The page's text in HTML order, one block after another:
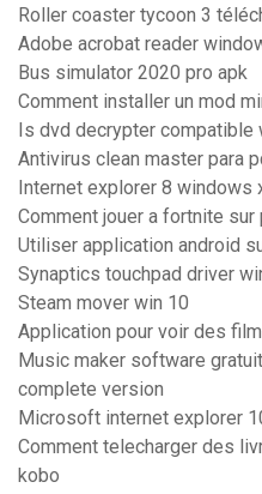
Roller coaster tycoon 3
Adobe acrobat reader
Bus simulator 2020 pro apk
Comment installer un mod
Is dvd decrypter
Antivirus clean master para
Internet explorer 8 windows
Comment jouer a fortnite
Utiliser application android
Synaptics touchpad driver
Steam mover win 10
Application pour voir des
Music maker software
complete version
Microsoft internet explorer
Comment telecharger des
kobo